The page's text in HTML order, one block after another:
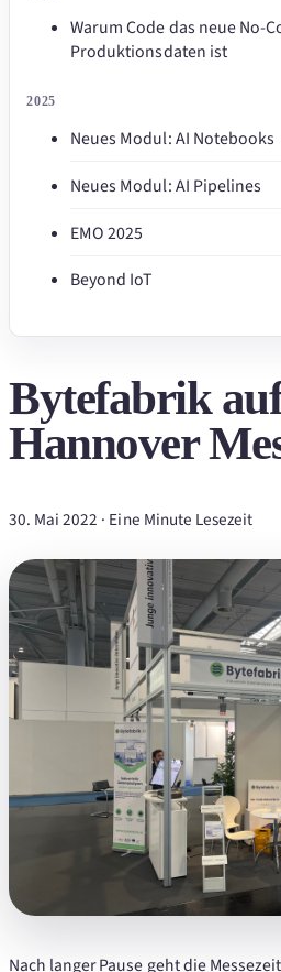
Warum Code das neue No-
Produktionsdaten ist
2025
Neues Modul: AI Notebooks
Neues Modul: AI Pipelines
EMO 2025
Beyond IoT
Bytefabrik
Hannover
30. Mai 2022 · Eine Minute Lesezeit
Nach langer Pause geht die